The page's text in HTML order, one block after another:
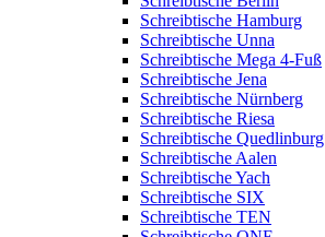
Schreibtische Hamburg
Schreibtische Unna
Schreibtische Mega 4-Fuß
Schreibtische Jena
Schreibtische Nürnberg
Schreibtische Riesa
Schreibtische Quedlinburg
Schreibtische Aalen
Schreibtische Yach
Schreibtische SIX
Schreibtische TEN